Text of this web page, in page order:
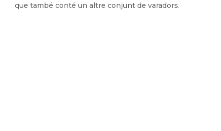
que també conté un altre conjunt de varadors.